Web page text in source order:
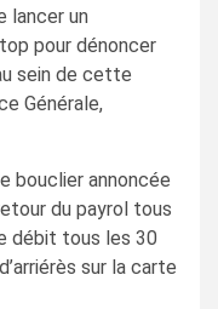
lancer un
pour dénoncer
sein de cette
Générale,
bouclier annoncée
du payrol tous
débit tous les 30
sur la carte